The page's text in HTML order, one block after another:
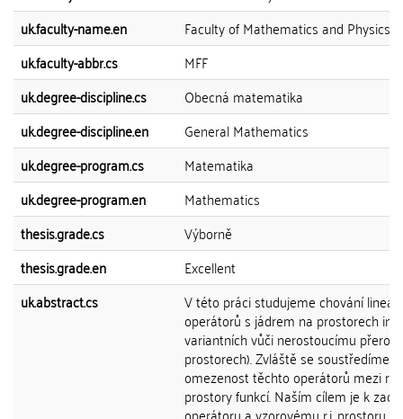
uk.faculty-name.en
Faculty of Mathematics and Physics
uk.faculty-abbr.cs
MFF
uk.degree-discipline.cs
Obecná matematika
uk.degree-discipline.en
General Mathematics
uk.degree-program.cs
Matematika
uk.degree-program.en
Mathematics
thesis.grade.cs
Výborně
thesis.grade.en
Excellent
uk.abstract.cs
V této práci studujeme chování
operátorů s jádrem na prostorech in-
variantních vůči nerostoucímu
prostorech). Zvláště se soustředíme
omezenost těchto operátorů mezi
prostory funkcí. Naším cílem je k